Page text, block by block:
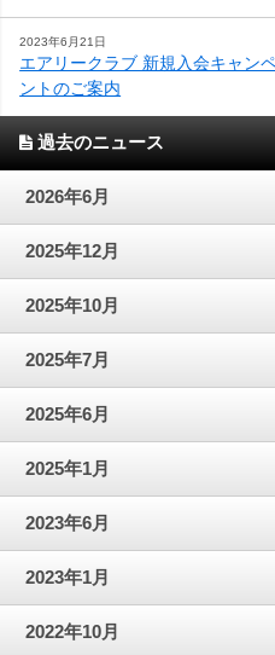
2023年6月21日
エアリークラブ 新規入会キャ
ントのご案内
過去のニュース
2026年6月
2025年12月
2025年10月
2025年7月
2025年6月
2025年1月
2023年6月
2023年1月
2022年10月